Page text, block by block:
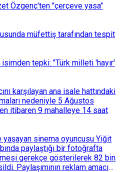
Özgenç'ten "çerçeve yasa"
müfettiş tarafından tespit
tepki: "Türk milleti 'hayır'
karşılayan ana isale hattındaki
nedeniyle 5 Ağustos
itibaren 9 mahalleye 14 saat
sinema oyuncusu Yiğit
paylaştığı bir fotoğrafta
gerekçe gösterilerek 82 bin
Paylaşımının reklam amacı